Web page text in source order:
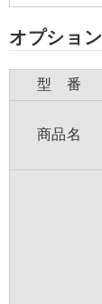
オプション
型 番
商品名